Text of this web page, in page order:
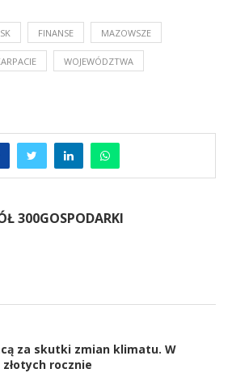
FINANSE MAZOWSZE
WOJEWÓDZTWA
300GOSPODARKI
za skutki zmian klimatu. W
rocznie